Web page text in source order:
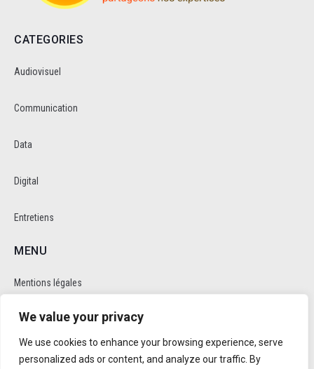
We value your privacy
We use cookies to enhance your browsing experience, serve
personalized ads or content, and analyze our traffic. By
CATEGORIES
Audiovisuel
Communication
Data
Digital
Entretiens
MENU
Mentions légales
Politique de cookie et de confidentalité
RÉSEAUX SOCIAUX